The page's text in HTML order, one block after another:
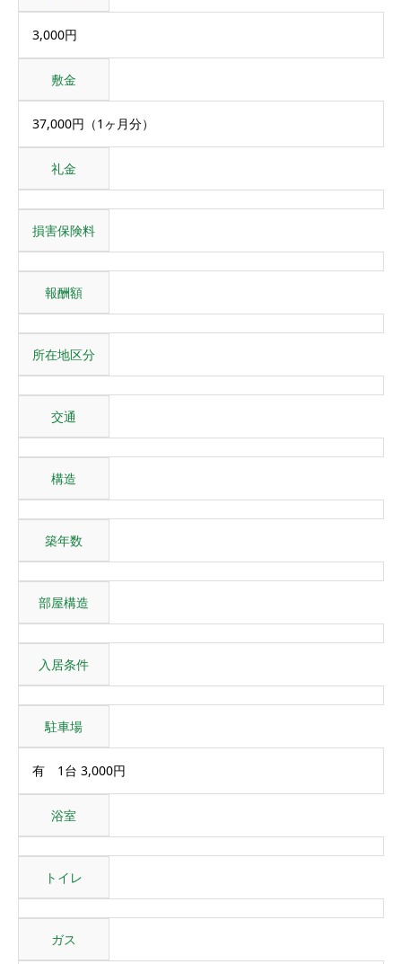
3,000円
敷金
37,000円（1ヶ月分）
礼金
損害保険料
報酬額
所在地区分
交通
構造
築年数
部屋構造
入居条件
駐車場
有 1台 3,000円
浴室
トイレ
ガス